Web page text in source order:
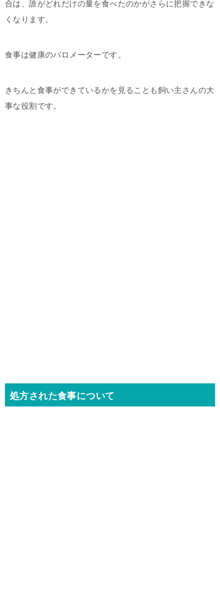
合は、誰がどれだけの量を食べたのかがさらに把握できな
くなります。
食事は健康のバロメーターです。
きちんと食事ができているかを見ることも飼い主さんの大
事な役割です。
処方された食事について